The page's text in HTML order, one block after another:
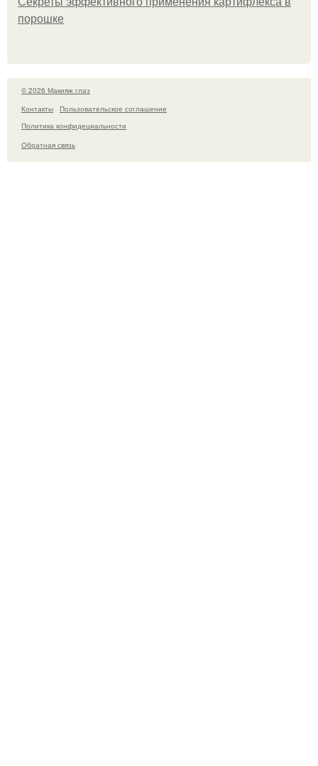
порошке
© 2026 Макияж глаз
Контакты
Пользовательское соглашение
Политика конфидециальности
Обратная связь